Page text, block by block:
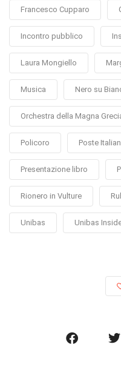
Francesco Cupparo
Incontro pubblico
Laura Mongiello
Musica Nero su
Orchestra della Magna
Policoro Poste
Presentazione libro
Rionero in Vulture
Unibas Unibas